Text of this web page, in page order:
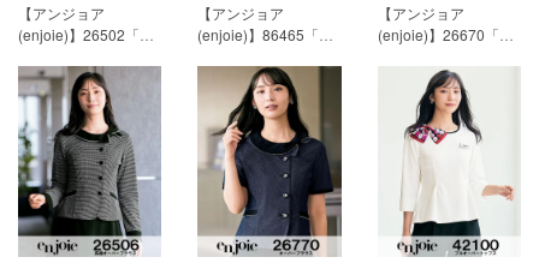
【アンジョア
(enjoie)】26502「半
ス」[春夏用]15,593円
(税込)
【アンジョア
(enjoie)】86465「サ
19,718円(税込)
【アンジョア
(enjoie)】26670「半
ス」[春夏用]13,118円